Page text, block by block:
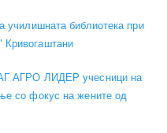
училишната библиотека при
АГРО ЛИДЕР учесници на
со фокус на жените од